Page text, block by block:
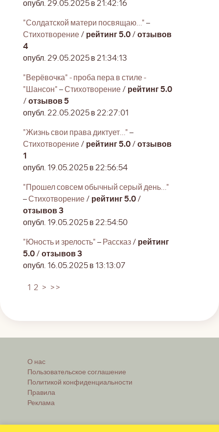
опубл. 29.05.2025 в 21:42:16
"Солдатской матери посвящаю..." –
Стихотворение / рейтинг 5.0 / отзывов
4
опубл. 29.05.2025 в 21:34:13
"Верёвочка" - проба пера в стиле -
"Шансон" –Стихотворение / рейтинг 5.0
/ отзывов 5
опубл. 22.05.2025 в 22:27:01
"Жизнь свои права диктует..." –
Стихотворение / рейтинг 5.0 / отзывов
1
опубл. 19.05.2025 в 22:56:54
"Прошел совсем обычный серый день..."
–Стихотворение / рейтинг 5.0 /
отзывов 3
опубл. 19.05.2025 в 22:54:50
"Юность и зрелость" – Рассказ / рейтинг
5.0 / отзывов 3
опубл. 16.05.2025 в 13:13:07
1 2 > >>
О нас
Пользовательское соглашение
Политикой конфиденциальности
Правила
Реклама